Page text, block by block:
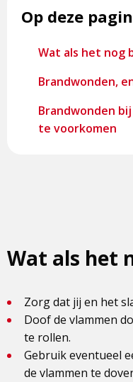
Op deze
Wat als het nog
Brandwonden,
Brandwonden
te voorkomen
Wat als het
Zorg dat jij en het
Doof de vlammen
te rollen.
Gebruik eventueel
de vlammen te